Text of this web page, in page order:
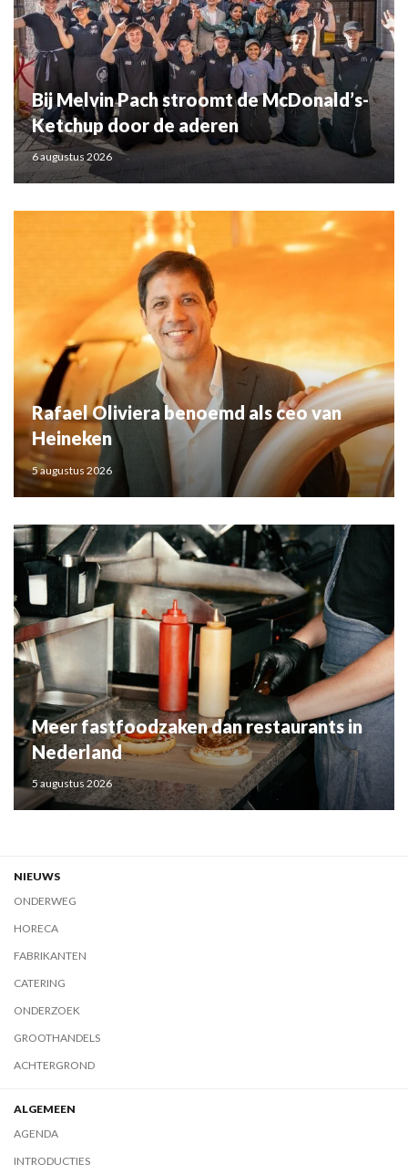
Bij Melvin Pach stroomt de McDonald’s-
Ketchup door de aderen
6 augustus 2026
Rafael Oliviera benoemd als ceo van
Heineken
5 augustus 2026
Meer fastfoodzaken dan restaurants in
Nederland
5 augustus 2026
NIEUWS
ONDERWEG
HORECA
FABRIKANTEN
CATERING
ONDERZOEK
GROOTHANDELS
ACHTERGROND
ALGEMEEN
AGENDA
INTRODUCTIES